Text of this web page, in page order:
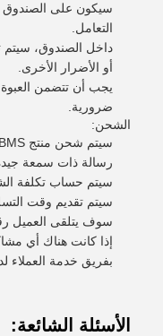
سيكون على الصندوق
التعامل.
داخل الصندوق، سيتم
أو الأضرار الأخرى.
يجب أن تتضمن
ضرورية.
الشحن:
رسالة ذات سمعة
سيتم حساب تكلفة
سيتم تقديم وقت
سوف يتلقى العميل
إذا كانت هناك أي
بفريق خدمة العملاء
الأسئلة الشائعة: